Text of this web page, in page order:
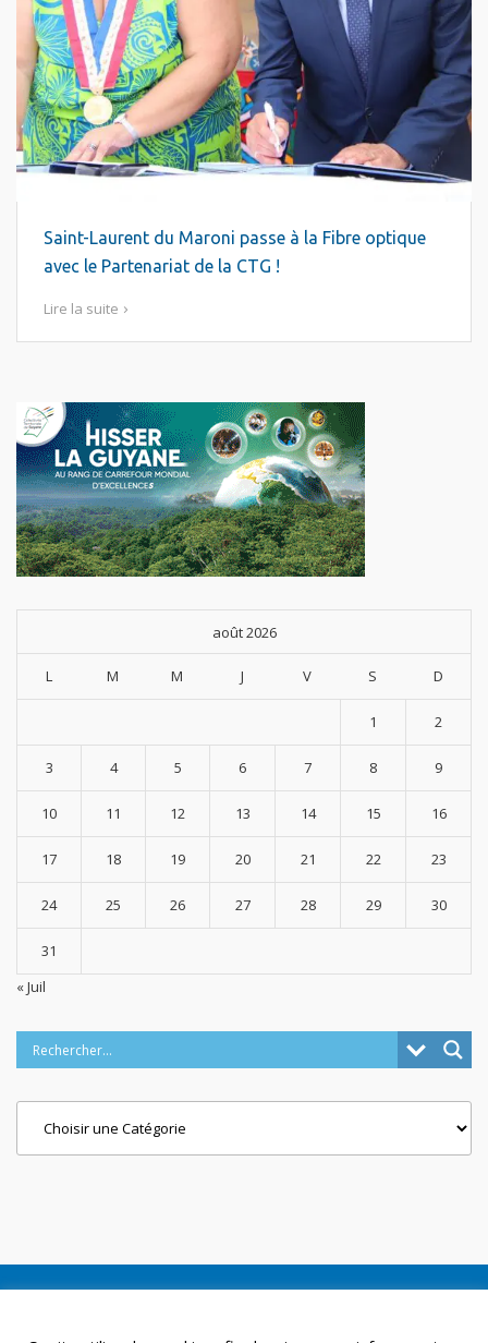
Saint-Laurent du Maroni passe à la Fibre optique
avec le Partenariat de la CTG !
Lire la suite
août 2026
L M M J V S D
1 2
3 4 5 6 7 8 9
10 11 12 13 14 15 16
17 18 19 20 21 22 23
24 25 26 27 28 29 30
31
« Juil